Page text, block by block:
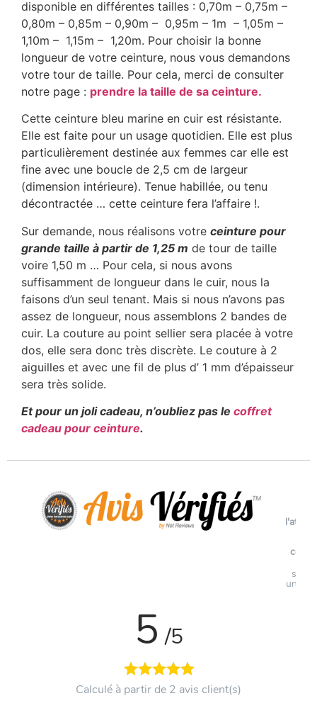
disponible en différentes tailles : 0,70m – 0,75m –
0,80m – 0,85m – 0,90m – 0,95m – 1m – 1,05m –
1,10m – 1,15m – 1,20m. Pour choisir la bonne
longueur de votre ceinture, nous vous demandons
votre tour de taille. Pour cela, merci de consulter
notre page : prendre la taille de sa ceinture.
Cette ceinture bleu marine en cuir est résistante.
Elle est faite pour un usage quotidien. Elle est plus
particulièrement destinée aux femmes car elle est
fine avec une boucle de 2,5 cm de largeur
(dimension intérieure). Tenue habillée, ou tenu
décontractée … cette ceinture fera l’affaire !.
Sur demande, nous réalisons votre ceinture pour
grande taille à partir de 1,25 m de tour de taille
voire 1,50 m … Pour cela, si nous avons
suffisamment de longueur dans le cuir, nous la
faisons d’un seul tenant. Mais si nous n’avons pas
assez de longueur, nous assemblons 2 bandes de
cuir. La couture au point sellier sera placée à votre
dos, elle sera donc très discrète. Le couture à 2
aiguilles et avec une fil de plus d’ 1 mm d’épaisseur
sera très solide.
Et pour un joli cadeau, n’oubliez pas le coffret
cadeau pour ceinture.
un
5 /5
Calculé à partir de 2 avis client(s)